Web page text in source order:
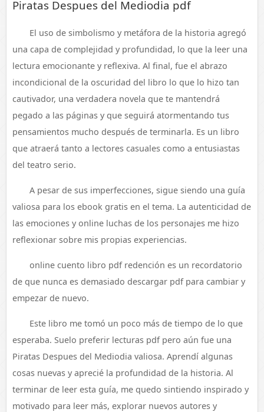
Piratas Despues del Mediodia pdf
El uso de simbolismo y metáfora de la historia agregó
una capa de complejidad y profundidad, lo que la leer una
lectura emocionante y reflexiva. Al final, fue el abrazo
incondicional de la oscuridad del libro lo que lo hizo tan
cautivador, una verdadera novela que te mantendrá
pegado a las páginas y que seguirá atormentando tus
pensamientos mucho después de terminarla. Es un libro
que atraerá tanto a lectores casuales como a entusiastas
del teatro serio.
A pesar de sus imperfecciones, sigue siendo una guía
valiosa para los ebook gratis en el tema. La autenticidad de
las emociones y online luchas de los personajes me hizo
reflexionar sobre mis propias experiencias.
online cuento libro pdf redención es un recordatorio
de que nunca es demasiado descargar pdf para cambiar y
empezar de nuevo.
Este libro me tomó un poco más de tiempo de lo que
esperaba. Suelo preferir lecturas pdf pero aún fue una
Piratas Despues del Mediodia valiosa. Aprendí algunas
cosas nuevas y aprecié la profundidad de la historia. Al
terminar de leer esta guía, me quedo sintiendo inspirado y
motivado para leer más, explorar nuevos autores y